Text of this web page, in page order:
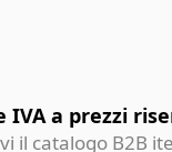
a prezzi
il catalogo B2B